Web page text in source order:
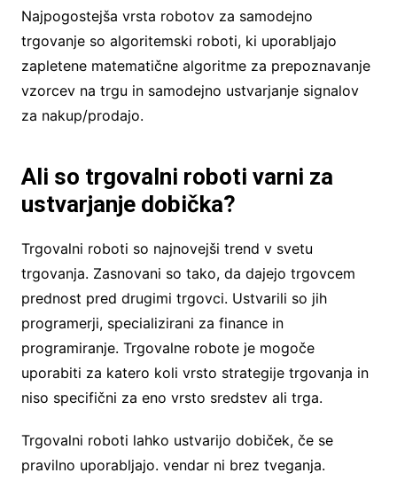
Najpogostejša vrsta robotov za samodejno
trgovanje so algoritemski roboti, ki uporabljajo
zapletene matematične algoritme za prepoznavanje
vzorcev na trgu in samodejno ustvarjanje signalov
za nakup/prodajo.
Ali so trgovalni roboti varni za
ustvarjanje dobička?
Trgovalni roboti so najnovejši trend v svetu
trgovanja. Zasnovani so tako, da dajejo trgovcem
prednost pred drugimi trgovci. Ustvarili so jih
programerji, specializirani za finance in
programiranje. Trgovalne robote je mogoče
uporabiti za katero koli vrsto strategije trgovanja in
niso specifični za eno vrsto sredstev ali trga.
Trgovalni roboti lahko ustvarijo dobiček, če se
pravilno uporabljajo. vendar ni brez tveganja.